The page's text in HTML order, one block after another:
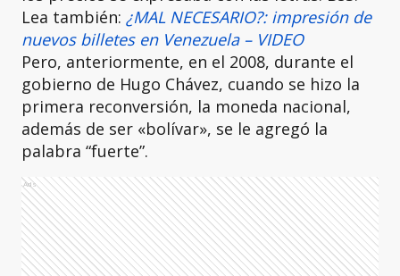
Lea también: ¿MAL NECESARIO?: impresión de
nuevos billetes en Venezuela – VIDEO
Pero, anteriormente, en el 2008, durante el
gobierno de Hugo Chávez, cuando se hizo la
primera reconversión, la moneda nacional,
además de ser «bolívar», se le agregó la
palabra “fuerte”.
Ads